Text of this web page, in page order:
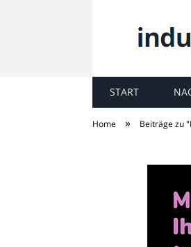
START
Home » Beiträge zu